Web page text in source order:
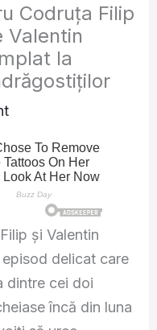
Codruța Filip
Valentin
la
și Valentin
delicat care
dintre cei doi
încă din luna